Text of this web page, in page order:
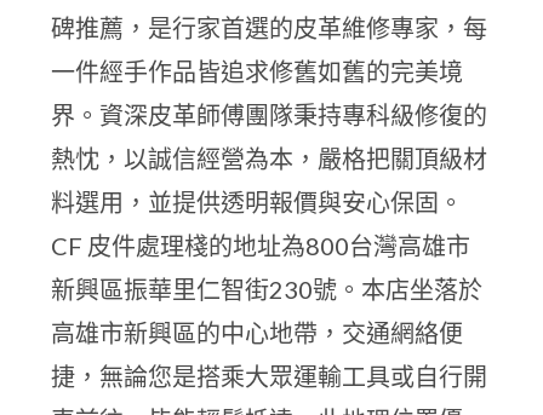
碑推薦，是行家首選的皮革維修專家，每
一件經手作品皆追求修舊如舊的完美境
界。資深皮革師傅團隊秉持專科級修復的
熱忱，以誠信經營為本，嚴格把關頂級材
料選用，並提供透明報價與安心保固。
CF 皮件處理棧的地址為800台灣高雄市
新興區振華里仁智街230號。本店坐落於
高雄市新興區的中心地帶，交通網絡便
捷，無論您是搭乘大眾運輸工具或自行開